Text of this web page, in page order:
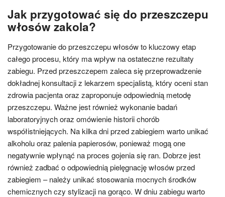
Jak przygotować się do przeszczepu
włosów zakola?
Przygotowanie do przeszczepu włosów to kluczowy etap
całego procesu, który ma wpływ na ostateczne rezultaty
zabiegu. Przed przeszczepem zaleca się przeprowadzenie
dokładnej konsultacji z lekarzem specjalistą, który oceni stan
zdrowia pacjenta oraz zaproponuje odpowiednią metodę
przeszczepu. Ważne jest również wykonanie badań
laboratoryjnych oraz omówienie historii chorób
współistniejących. Na kilka dni przed zabiegiem warto unikać
alkoholu oraz palenia papierosów, ponieważ mogą one
negatywnie wpłynąć na proces gojenia się ran. Dobrze jest
również zadbać o odpowiednią pielęgnację włosów przed
zabiegiem – należy unikać stosowania mocnych środków
chemicznych czy stylizacji na gorąco. W dniu zabiegu warto